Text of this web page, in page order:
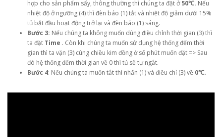
hợp cho sản phẩm sấy, thông thường thì chúng ta đặt ở50℃. Nếu
nhiệt độ ở ngưỡng (4) thì đèn báo (1) tắt và nhiệt độ giảm dưới 15%
tủ bắt đầu hoạt động trở lại và đèn báo (1) sáng.
Bước 3: Nếu chúng ta không muốn dùng điều chỉnh thời gian (3) thì
ta đặt Time . Còn khi chúng ta muốn sử dụng hệ thống đếm thời
gian thì ta vặn (3) cùng chiều kim đồng ở số phút muốn đặt => Sau
đó hệ thống đếm thời gian về 0 thì tủ sẽ tự ngắt.
Bước 4: Nếu chúng ta muốn tắt thì nhấn (1) và điều chỉ (3) về 0℃.